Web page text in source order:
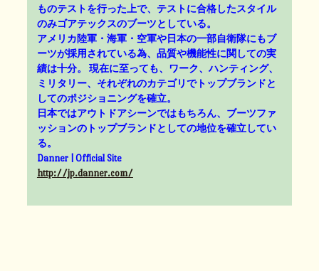
ものテストを行った上で、テストに合格したスタイル
のみゴアテックスのブーツとしている。
アメリカ陸軍・海軍・空軍や日本の一部自衛隊にもブ
ーツが採用されている為、品質や機能性に関しての実
績は十分。 現在に至っても、ワーク、ハンティング、
ミリタリー、それぞれのカテゴリでトップブランドと
してのポジショニングを確立。
日本ではアウトドアシーンではもちろん、ブーツファ
ッションのトップブランドとしての地位を確立してい
る。
Danner | Official Site
http://jp.danner.com/